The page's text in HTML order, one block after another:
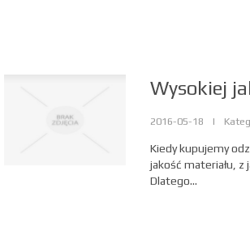
Wysokiej
2016-05-18 |
Kiedy kupujemy
jakość materiału,
Dlatego...